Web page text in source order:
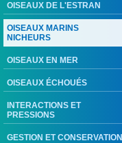
OISEAUX DE L'ESTRAN
OISEAUX MARINS
NICHEURS
OISEAUX EN MER
OISEAUX ÉCHOUÉS
INTERACTIONS ET
PRESSIONS
GESTION ET CONSERVATION